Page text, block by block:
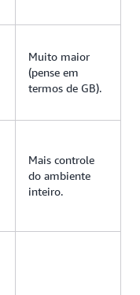
Muito maior
(pense em
termos de GB).
Mais controle
do ambiente
inteiro.